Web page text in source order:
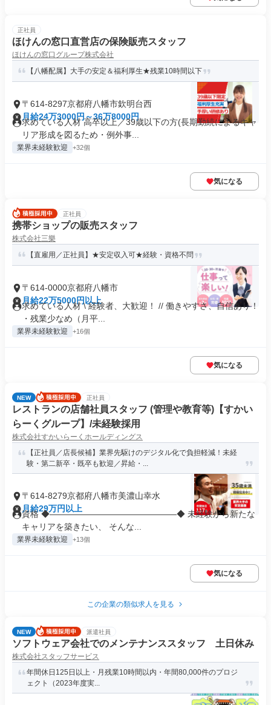
正社員
ほけんの窓口直営店の保険販売スタッフ
ほけんの窓口グループ株式会社
【八幡配属】大手の安定＆福利厚生★残業10時間以下
〒614-8297京都府八幡市欽明台西
月給24万3000円～36万8000円
求めている人材 高卒以上／39歳以下の方(長期勤続によるキャ
リア形成を図るため・例外事...
業界未経験歓迎 +32個
気になる
正社員
携帯ショップの販売スタッフ
株式会社三樂
【直雇用／正社員】★安定収入可★経験・資格不問
〒614-0000京都府八幡市
月給22万5000円以上
求めている人材 \ 経験者、大歓迎！ // 働きやすさ、自信あり！
・残業少なめ（月平...
業界未経験歓迎 +16個
気になる
NEW 正社員
レストランの店舗社員スタッフ (管理や教育等)【すかい
らーくグループ】/未経験採用
株式会社すかいらーくホールディングス
【正社員／店長候補】業界先駆けのデジタル化で負担軽減！未経
験・第二新卒・既卒も歓迎／昇給・...
〒614-8279京都府八幡市美濃山幸水
月給29万円以上
資格 ◆―――――――――――――――◆ 未経験から新たな
キャリアを築きたい、 そんな...
業界未経験歓迎 +13個
気になる
この企業の類似求人を見る
NEW 派遣社員
ソフトウェア会社でのメンテナンススタッフ 土日休み
株式会社スタッフサービス
年間休日125日以上・月残業10時間以内・年間80,000件のプロジ
ェクト（2023年度実...